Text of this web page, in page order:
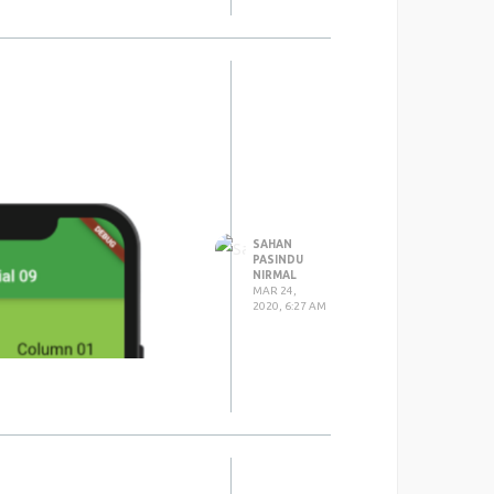
SAHAN
PASINDU
NIRMAL
MAR 24,
2020, 6:27 AM